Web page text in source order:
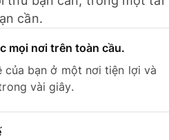
cần.
mọi nơi trên toàn cầu.
của bạn ở một nơi tiện lợi và
vài giây.